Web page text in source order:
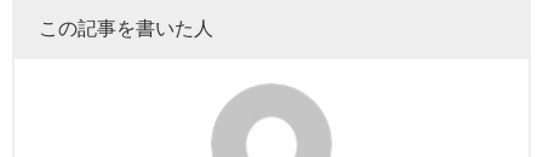
この記事を書いた人